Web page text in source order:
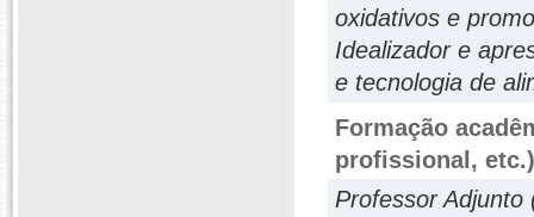
oxidativos e
Idealizador e
e tecnologia de
Formação
profissional, etc.)
Professor